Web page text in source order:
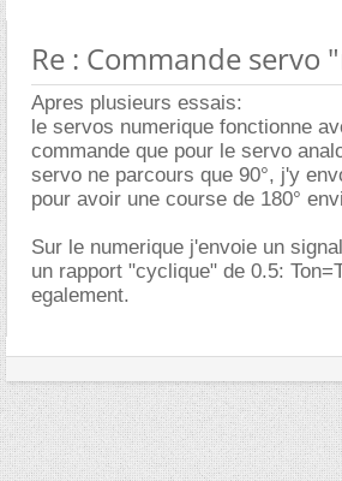
Re : Commande servo
Apres plusieurs essais:
le servos numerique fonctionne
commande que pour le servo
servo ne parcours que 90°, j'y
pour avoir une course de 180°
Sur le numerique j'envoie un
un rapport "cyclique" de 0.5:
egalement.